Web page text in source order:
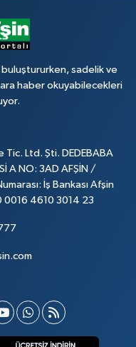
buluştururken, sadelik ve
haber okuyabilecekleri
Tic. Ltd. Şti. DEDEBABA
A NO: 3AD AFŞİN /
İş Bankası Afşin
0016 4610 3014 23